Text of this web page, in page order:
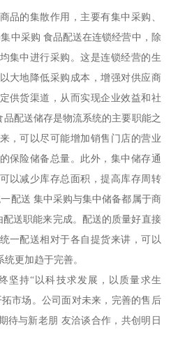
品的集散作用，主要有集中采购、
中采购 食品配送在连锁经营中，除
集中进行采购。这是连锁经营的生
大地降低采购成本，增强对供应商
供货渠道，从而实现企业效益和社
配送储存是物流系统的主要职能之
，可以尽可能增加销售门店的营业
保险储备总量。此外，集中储存通
以减少库存总面积，提高库存周转
配送 集中采购与集中储备都属于商
配送职能来完成。配送的质量好直接
一配送相对于各自提货来讲，可以
更加趋于完善。
坚持“以科技求发展，以质量求生
市场。公司面对未来，完善的售后
待与新老朋 友洽谈合作，共创明日